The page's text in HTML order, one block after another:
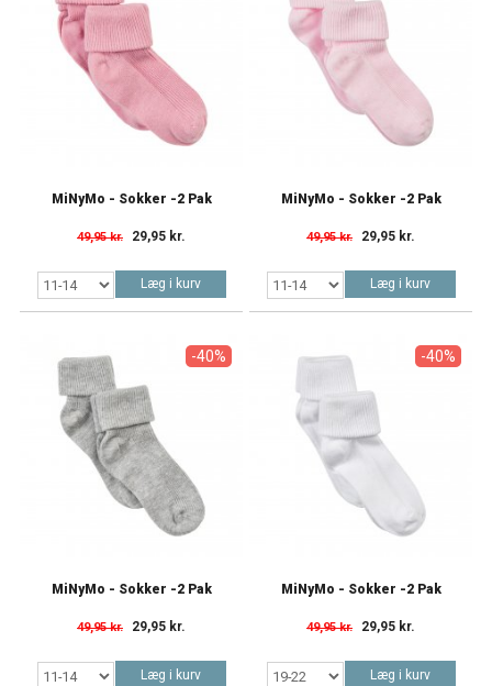
MiNyMo - Sokker -2 Pak
49,95 kr. 29,95 kr.
Læg i kurv
MiNyMo - Sokker -2 Pak
49,95 kr. 29,95 kr.
Læg i kurv
-40%
MiNyMo - Sokker -2 Pak
49,95 kr. 29,95 kr.
Læg i kurv
-40%
MiNyMo - Sokker -2 Pak
49,95 kr. 29,95 kr.
Læg i kurv